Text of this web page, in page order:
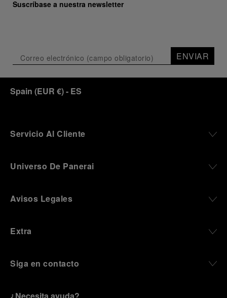
Suscríbase a nuestra newsletter
ENVIAR
Spain (EUR €)- ES
Servicio Al Cliente
Universo De Panerai
Avisos Legales
Extra
Siga en contacto